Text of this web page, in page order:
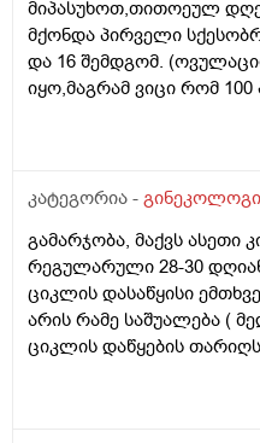
რაოდენობა აქვთ მათ
კვერცხუჯრედებისა,
კი მცირე? მადლობთ!
მიპასუხოთ,თითოეულ
მქონდა პირველი
და 16 შემდგომ.
იყო,მაგრამ ვიცი რომ
ვფოქრობ რადგანაც
ჩვეულებრივ 3-4
მალევე ვირუსი
შეგრძნებაც მქონდა.
ტესტი,უარყოფითი იყო.
რამოდენიმე დღე
ველოდები,მაგრამ არ
მოქმედებსო,2 კვირის
კატეგორია -
გამარჯობა, მაქვს ასეთი
რეგულარული 28-30
ციკლის დასაწყისი
არის რამე საშუალება (
ციკლის დაწყების